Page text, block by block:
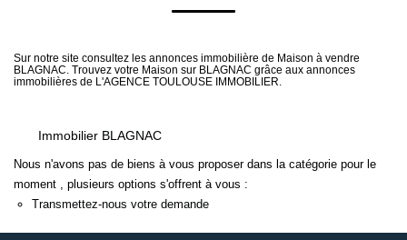
ESTIMATION
ACTUALITÉS
CONTACT
Sur notre site consultez les annonces immobilière de Maison à vendre
BLAGNAC. Trouvez votre Maison sur BLAGNAC grâce aux annonces
immobilières de L'AGENCE TOULOUSE IMMOBILIER.
Immobilier BLAGNAC
Nous n'avons pas de biens à vous proposer dans la catégorie pour le
moment , plusieurs options s'offrent à vous :
Transmettez-nous votre demande